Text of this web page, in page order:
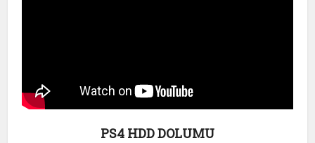
PS4 HDD DOLUMU